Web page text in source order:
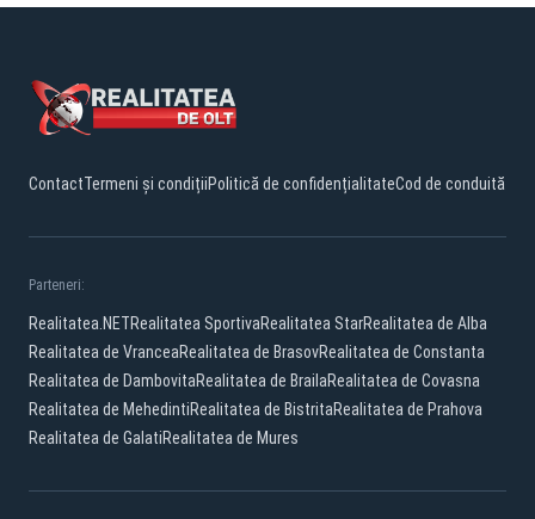
ContactTermeni și condițiiPolitică de confidențialitateCod de conduită
Parteneri:
Realitatea.NETRealitatea SportivaRealitatea StarRealitatea de Alba
Realitatea de VranceaRealitatea de BrasovRealitatea de Constanta
Realitatea de DambovitaRealitatea de BrailaRealitatea de Covasna
Realitatea de MehedintiRealitatea de BistritaRealitatea de Prahova
Realitatea de GalatiRealitatea de Mures